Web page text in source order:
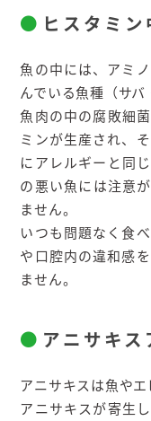
ヒスタミン
魚の中には、アミ
んでいる魚種（サバ
魚肉の中の腐敗細
ミンが生産され、
にアレルギーと同
の悪い魚には注意
ません。
いつも問題なく食
や口腔内の違和感
ません。
アニサキス
アニサキスは魚やエ
アニサキスが寄生